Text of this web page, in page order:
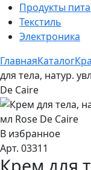
Продукты
Текстиль
Электроника
ГлавнаяКаталог
для тела, натур.
De Caire
В избранное
Арт. 03311